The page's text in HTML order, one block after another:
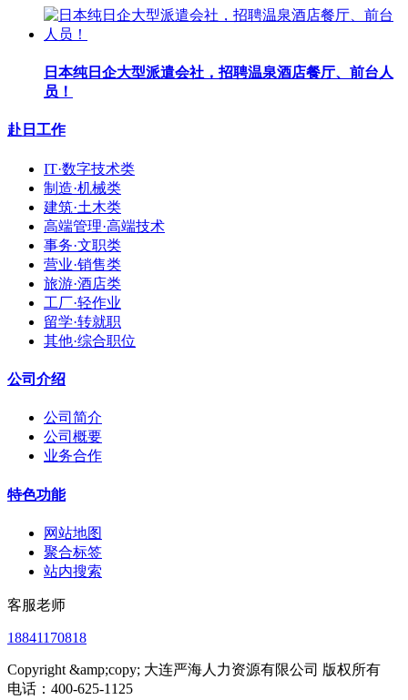
日本纯日企大型派遣会社，招聘温泉酒店餐厅、前台人
员！
赴日工作
IT·数字技术类
制造·机械类
建筑·土木类
高端管理·高端技术
事务·文职类
营业·销售类
旅游·酒店类
工厂·轻作业
留学·转就职
其他·综合职位
公司介绍
公司简介
公司概要
业务合作
特色功能
网站地图
聚合标签
站内搜索
客服老师
18841170818
Copyright &amp;copy; 大连严海人力资源有限公司 版权所有
电话：400-625-1125